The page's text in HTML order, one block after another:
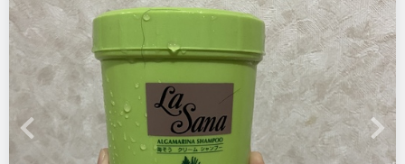
エメリル シャンプー トリートメント
ステマっぽい
コメント（0 件）
美容室帰りの1
仕上がりになりました。
悪いところ（残念）
ドラッグストアでは売ってない
他のシャンプーとは洗った瞬間から手触りが違い、こちらはシ
ャンプーの直後から髪の毛が柔らかくツルツルになってくれま
す。
匂いもとても良く、ふんわりと甘くて女の子らしい香りです。
香りはあまり強くないため、その後付けるトリートメントなど
の匂いを邪魔しません。
こちらを使うまではドラッグストアなどで購入できるシャンプ
Previous Next